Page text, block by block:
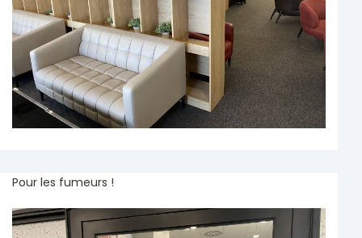
Pour les fumeurs !